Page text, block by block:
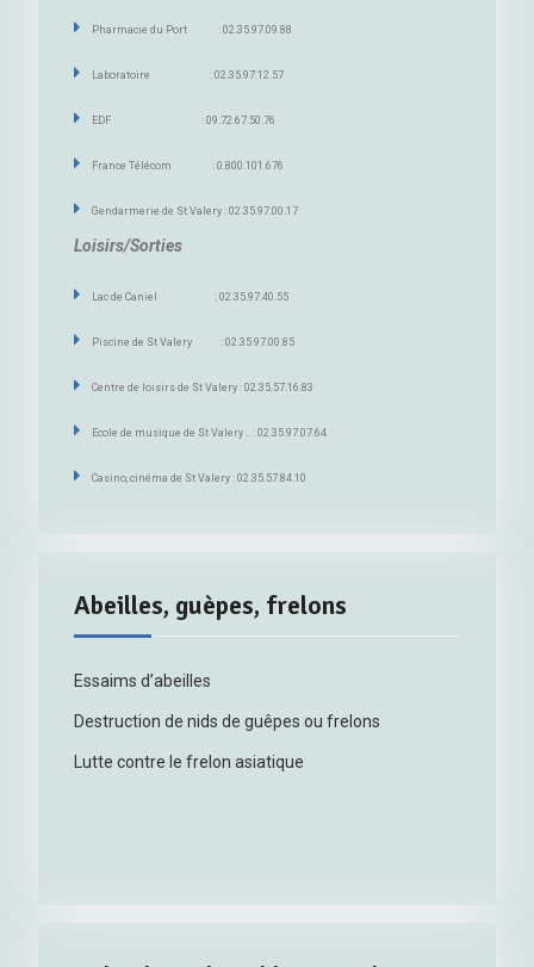
Pharmacie du Port : 02.35.97.09.88
Laboratoire : 02.35.97.12.57
EDF : 09.72.67.50.76
France Télécom : 0.800.101.676
Gendarmerie de St Valery : 02.35.97.00.17
Loisirs/Sorties
Lac de Caniel : 02.35.97.40.55
Piscine de St Valery : 02.35.97.00.85
Centre de loisirs de St Valery : 02.35.57.16.83
Ecole de musique de St Valery .. : 02.35.97.07.64
Casino, cinéma de St Valery : 02.35.57.84.10
Abeilles, guèpes, frelons
Essaims d’abeilles
Destruction de nids de guêpes ou frelons
Lutte contre le frelon asiatique